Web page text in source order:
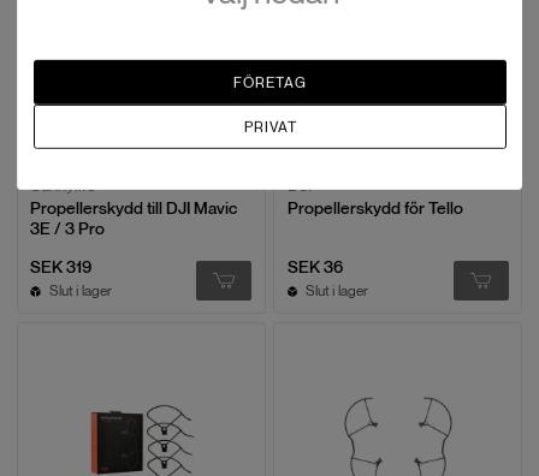
Sunnylife
Propellerskydd till DJI Mavic
3E / 3 Pro
SEK 319
Slut i lager
DJI
Propellerskydd för Tello
SEK 36
Slut i lager
FÖRETAG
PRIVAT